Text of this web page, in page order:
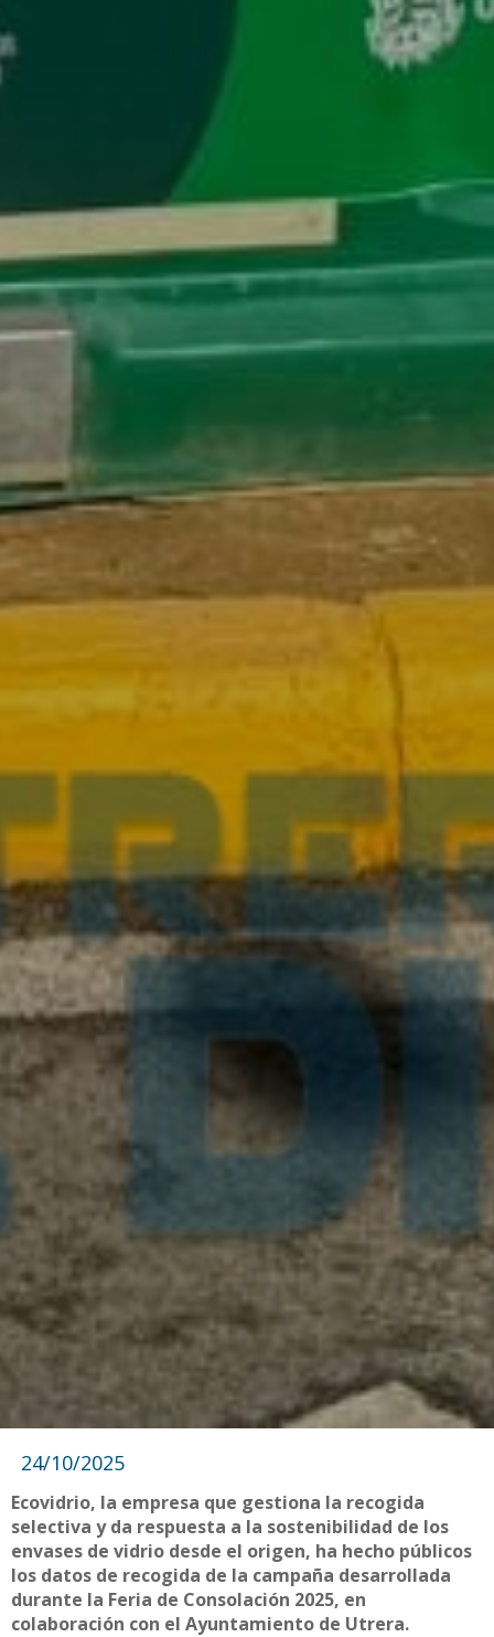
24/10/2025
Ecovidrio, la empresa que gestiona la recogida
selectiva y da respuesta a la sostenibilidad de los
envases de vidrio desde el origen, ha hecho públicos
los datos de recogida de la campaña desarrollada
durante la Feria de Consolación 2025, en
colaboración con el Ayuntamiento de Utrera.